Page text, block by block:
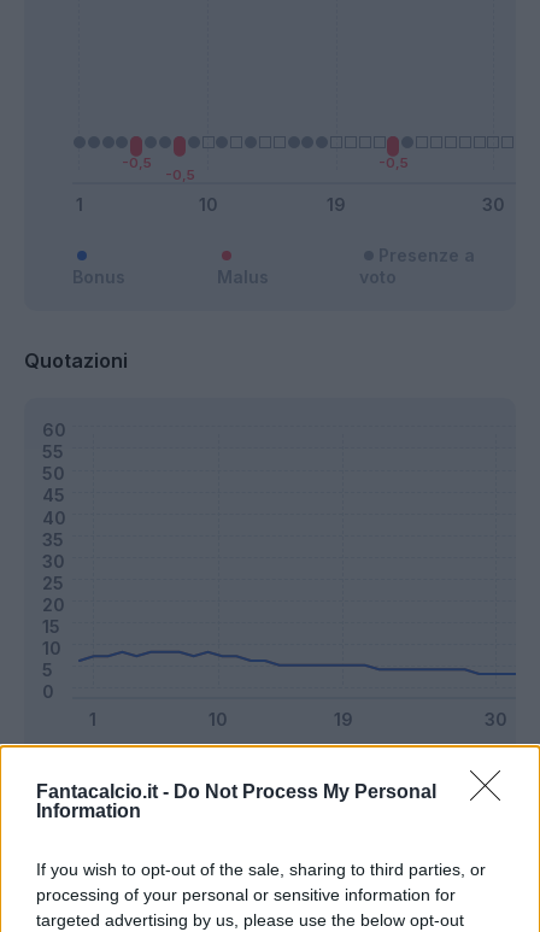
Fantacalcio.it - Do Not Process My Personal
Information
If you wish to opt-out of the sale, sharing to third parties, or
processing of your personal or sensitive information for
targeted advertising by us, please use the below opt-out
Quotazioni
Riepilogo stagione
Titolare 15 - 39